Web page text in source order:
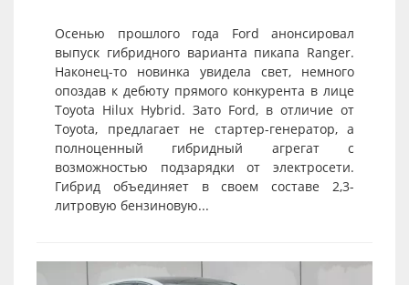
Осенью прошлого года Ford анонсировал
выпуск гибридного варианта пикапа Ranger.
Наконец-то новинка увидела свет, немного
опоздав к дебюту прямого конкурента в лице
Toyota Hilux Hybrid. Зато Ford, в отличие от
Toyota, предлагает не стартер-генератор, а
полноценный гибридный агрегат с
возможностью подзарядки от электросети.
Гибрид объединяет в своем составе 2,3-
литровую бензиновую...